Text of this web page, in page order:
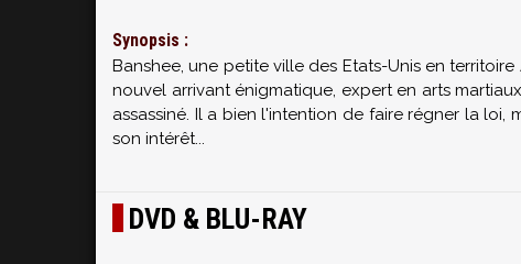
Synopsis :
Banshee, une petite ville des Etats-Unis en
nouvel arrivant énigmatique, expert en arts
assassiné. Il a bien l'intention de faire régner la
son intérêt...
DVD & BLU-RAY